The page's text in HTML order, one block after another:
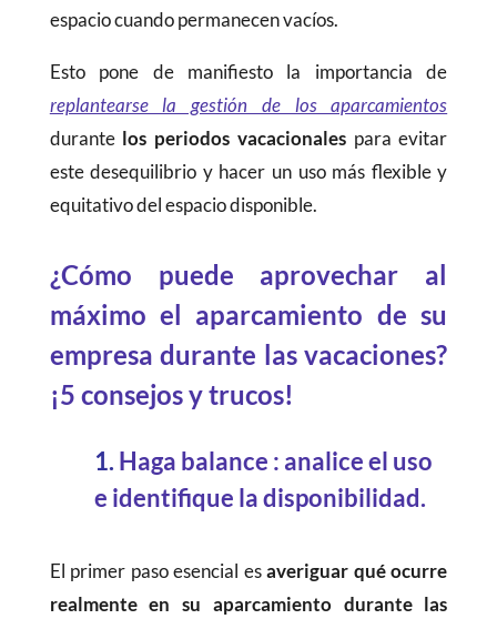
espacio cuando permanecen vacíos.
Esto pone de manifiesto la importancia de
replantearse la gestión de los aparcamientos
durantelos periodos vacacionalespara evitar
este desequilibrio y hacer un uso más flexible y
equitativo del espacio disponible.
¿Cómo puede aprovechar al
máximo el aparcamiento de su
empresa durante las vacaciones?
¡5 consejos y trucos!
1. Haga balance : analice el uso
e identifique la disponibilidad.
El primer paso esencial esaveriguar qué ocurre
realmente en su aparcamiento durante las